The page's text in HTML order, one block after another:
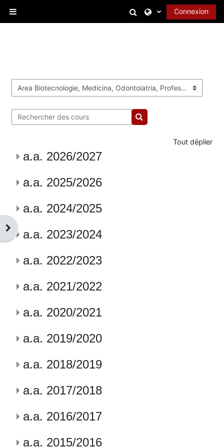
Activer/désactiver
Connexion
Ouvrir le tiroir des blocs
Catégories de cours
Rechercher des cours
Rechercher des cours
Tout déplier
a.a. 2026/2027
a.a. 2025/2026
a.a. 2024/2025
a.a. 2023/2024
a.a. 2022/2023
a.a. 2021/2022
a.a. 2020/2021
a.a. 2019/2020
a.a. 2018/2019
a.a. 2017/2018
a.a. 2016/2017
a.a. 2015/2016